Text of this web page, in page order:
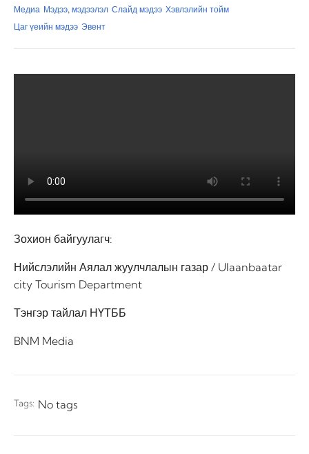
Медиа Мэдээ, мэдээлэл Слайд мэдээ Хэвлэлийн тойм
Цаг үеийн мэдээ Эвент
Зохион байгуулагч:
Нийслэлийн Аялал жуулчлалын газар / Ulaanbaatar
city Tourism Department
Тэнгэр тайлал НҮТББ
BNM Media
Tags: No tags